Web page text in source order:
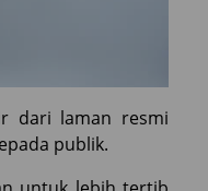
dari laman resmi
publik.